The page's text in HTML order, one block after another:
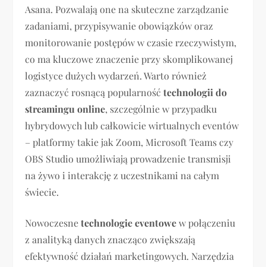
Asana. Pozwalają one na skuteczne zarządzanie
zadaniami, przypisywanie obowiązków oraz
monitorowanie postępów w czasie rzeczywistym,
co ma kluczowe znaczenie przy skomplikowanej
logistyce dużych wydarzeń. Warto również
zaznaczyć rosnącą popularnośćtechnologii do
streamingu online, szczególnie w przypadku
hybrydowych lub całkowicie wirtualnych eventów
– platformy takie jak Zoom, Microsoft Teams czy
OBS Studio umożliwiają prowadzenie transmisji
na żywo i interakcję z uczestnikami na całym
świecie.
Nowoczesnetechnologie eventowew połączeniu
z analityką danych znacząco zwiększają
efektywność działań marketingowych. Narzędzia